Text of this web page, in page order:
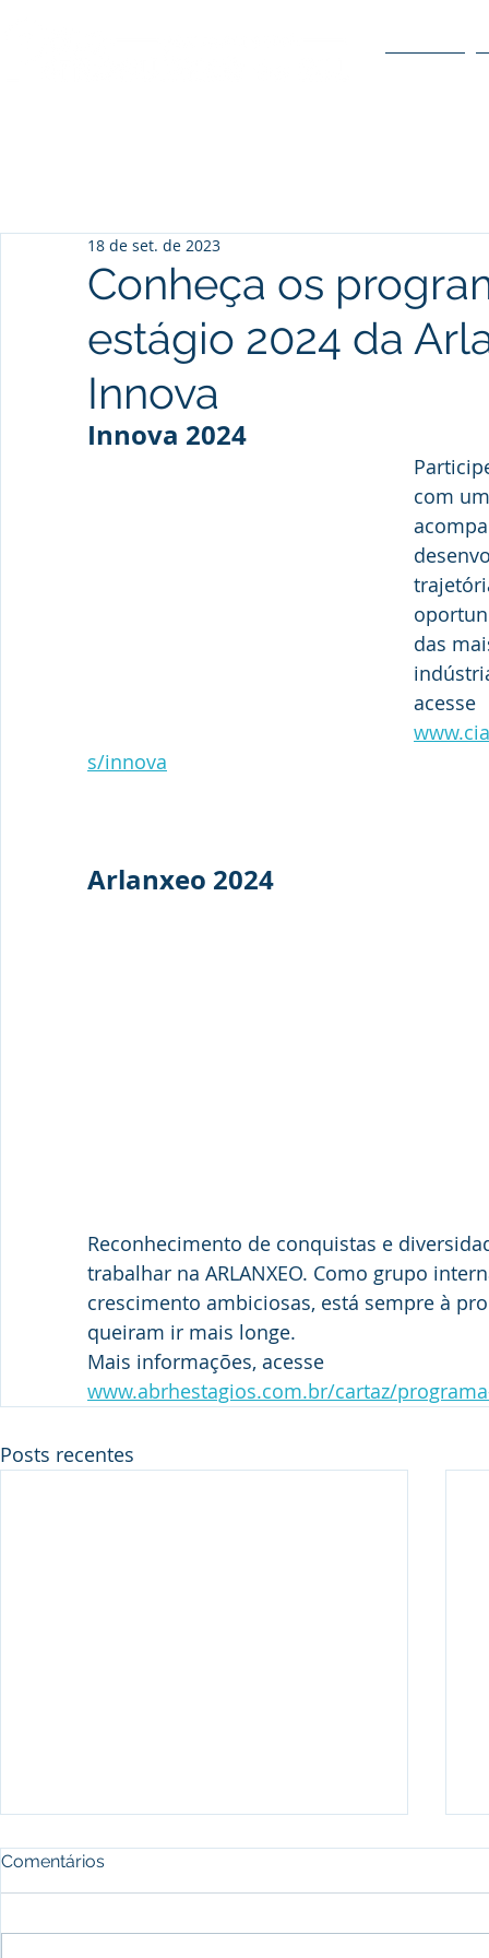
Conheça os
estágio 2024 da
Innova
18 de set. de 2023
Innova 2024
com
das
acesse
s/innova
Arlanxeo 2024
Reconhecimento de conquistas e
trabalhar na ARLANXEO. Como grupo
crescimento ambiciosas, está sempre à
queiram ir mais longe.
Mais informações, acesse
www.abrhestagios.com.br/cartaz/
Posts recentes
Comentários